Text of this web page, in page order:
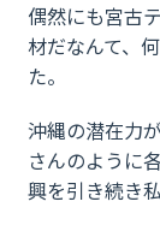
偶然にも宮古
材だなんて、
た。
沖縄の潜在力
さんのように
興を引き続き